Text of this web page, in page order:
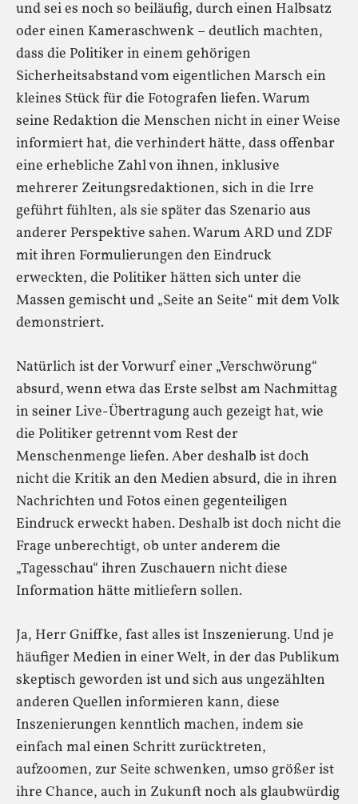
und sei es noch so beiläufig, durch einen Halbsatz
oder einen Kameraschwenk – deutlich machten,
dass die Politiker in einem gehörigen
Sicherheitsabstand vom eigentlichen Marsch ein
kleines Stück für die Fotografen liefen. Warum
seine Redaktion die Menschen nicht in einer Weise
informiert hat, die verhindert hätte, dass offenbar
eine erhebliche Zahl von ihnen, inklusive
mehrerer Zeitungsredaktionen, sich in die Irre
geführt fühlten, als sie später das Szenario aus
anderer Perspektive sahen. Warum ARD und ZDF
mit ihren Formulierungen den Eindruck
erweckten, die Politiker hätten sich unter die
Massen gemischt und „Seite an Seite“ mit dem Volk
demonstriert.
Natürlich ist der Vorwurf einer „Verschwörung“
absurd, wenn etwa das Erste selbst am Nachmittag
in seiner Live-Übertragung auch gezeigt hat, wie
die Politiker getrennt vom Rest der
Menschenmenge liefen. Aber deshalb ist doch
nicht die Kritik an den Medien absurd, die in ihren
Nachrichten und Fotos einen gegenteiligen
Eindruck erweckt haben. Deshalb ist doch nicht die
Frage unberechtigt, ob unter anderem die
„Tagesschau“ ihren Zuschauern nicht diese
Information hätte mitliefern sollen.
Ja, Herr Gniffke, fast alles ist Inszenierung. Und je
häufiger Medien in einer Welt, in der das Publikum
skeptisch geworden ist und sich aus ungezählten
anderen Quellen informieren kann, diese
Inszenierungen kenntlich machen, indem sie
einfach mal einen Schritt zurücktreten,
aufzoomen, zur Seite schwenken, umso größer ist
ihre Chance, auch in Zukunft noch als glaubwürdig